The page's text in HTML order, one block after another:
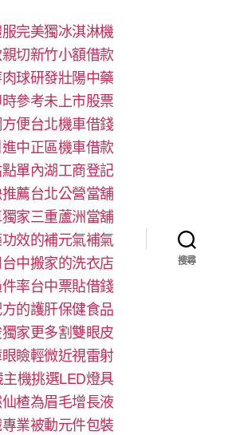
完美獨冰淇淋機
切新竹小額借款
球研發壯陽中藥
參考未上市股票
便台北機車借錢
中正區機車借款
單內湖工商登記
薦台北公營當舖
家三重蘆洲當舖
效的補元氣補氣
中搬家的洗衣店
率台中票貼借錢
的護肝保健食品
家更多割雙眼皮
瞼輕微近視雷射
機挑選LED燈具
楂為眉毛增長液
業被動元件包裝
搜尋